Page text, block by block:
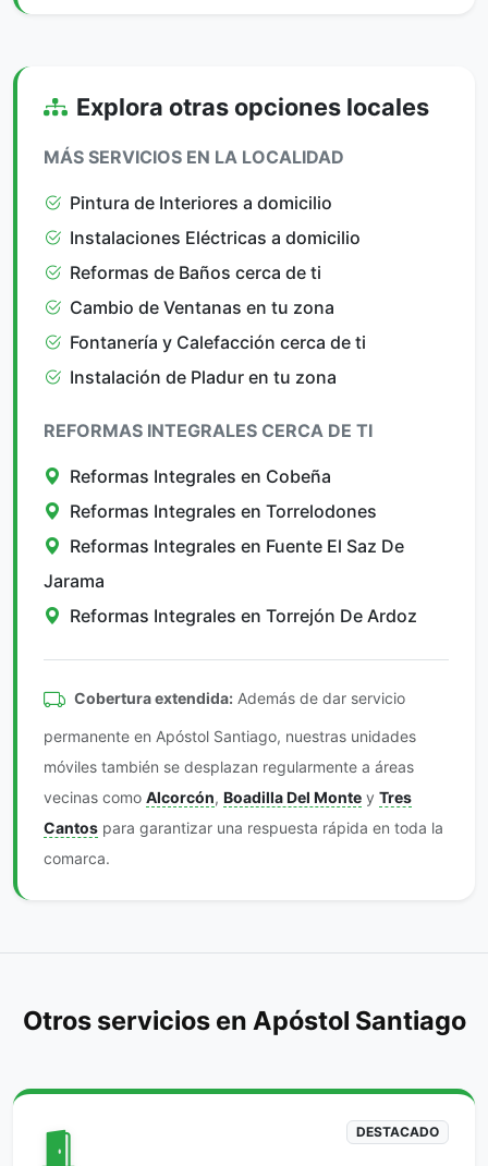
Explora otras opciones locales
MÁS SERVICIOS EN LA LOCALIDAD
Pintura de Interiores a domicilio
Instalaciones Eléctricas a domicilio
Reformas de Baños cerca de ti
Cambio de Ventanas en tu zona
Fontanería y Calefacción cerca de ti
Instalación de Pladur en tu zona
REFORMAS INTEGRALES CERCA DE TI
Reformas Integrales en Cobeña
Reformas Integrales en Torrelodones
Reformas Integrales en Fuente El Saz De
Jarama
Reformas Integrales en Torrejón De Ardoz
Cobertura extendida: Además de dar servicio
permanente en Apóstol Santiago, nuestras unidades
móviles también se desplazan regularmente a áreas
vecinas como Alcorcón, Boadilla Del Monte y Tres
Cantos para garantizar una respuesta rápida en toda la
comarca.
Otros servicios en Apóstol Santiago
DESTACADO